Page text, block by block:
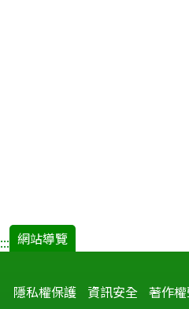
::: 網站導覽
隱私權保護 資訊安全 著作